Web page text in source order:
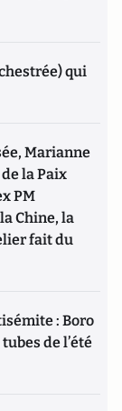
qui
Marianne
la Paix
PM
Chine, la
fait du
: Boro
de l’été